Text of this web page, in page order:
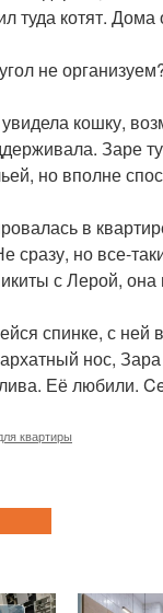
туда котят.
не
кошку,
Заре
но вполне
в
но все-
с Лерой,
спинке, с ней
нос,
Её любили.
квартиры